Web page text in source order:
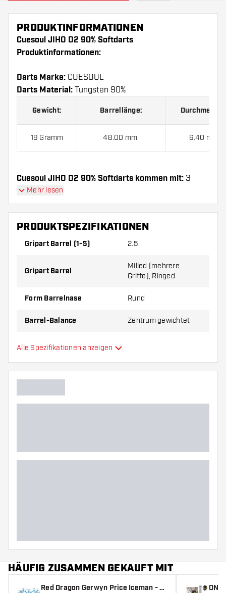
PRODUKTINFORMATIONEN
Cuesoul JIHO D2 90% Softdarts
Produktinformationen:
Darts Marke: CUESOUL
Darts Material: Tungsten 90%
Gewicht: Barrellänge:
18 Gramm 48.00 mm 6.40 mm
Cuesoul JIHO D2 90% Softdarts kommen mit: 3
Barrels, 3 Flights und 3 Shafts.
Mehr lesen
PRODUKTSPEZIFIKATIONEN
Gripart Barrel (1-5) 2.5
Gripart Barrel
Milled (mehrere
Griffe), Ringed
Form Barrelnase Rund
Barrel-Balance Zentrum gewichtet
Material Barrel
Gripart Barrelnase
Barrelform
Alle Spezifikationen anzeigen
HÄUFIG ZUSAMMEN GEKAUFT MIT
Red Dragon Gerwyn Price Iceman - D